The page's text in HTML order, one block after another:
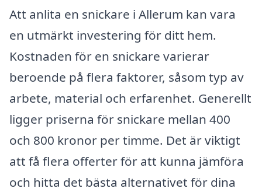
Att anlita en snickare i Allerum kan vara
en utmärkt investering för ditt hem.
Kostnaden för en snickare varierar
beroende på flera faktorer, såsom typ av
arbete, material och erfarenhet. Generellt
ligger priserna för snickare mellan 400
och 800 kronor per timme. Det är viktigt
att få flera offerter för att kunna jämföra
och hitta det bästa alternativet för dina